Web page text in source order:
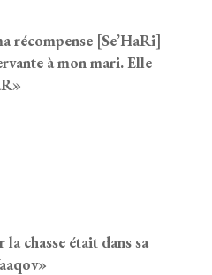
récompense [Se’HaRi]
à mon mari. Elle
la chasse était dans sa